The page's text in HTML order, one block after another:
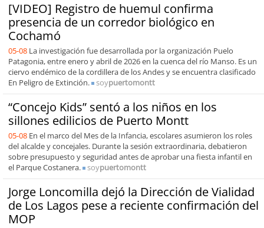
[VIDEO] Registro de huemul confirma
presencia de un corredor biológico en
Cochamó
05-08 La investigación fue desarrollada por la organización Puelo
Patagonia, entre enero y abril de 2026 en la cuenca del río Manso. Es un
ciervo endémico de la cordillera de los Andes y se encuentra clasificado
En Peligro de Extinción.
soypuertomontt
“Concejo Kids” sentó a los niños en los
sillones edilicios de Puerto Montt
05-08 En el marco del Mes de la Infancia, escolares asumieron los roles
del alcalde y concejales. Durante la sesión extraordinaria, debatieron
sobre presupuesto y seguridad antes de aprobar una fiesta infantil en
el Parque Costanera.
soypuertomontt
Jorge Loncomilla dejó la Dirección de Vialidad
de Los Lagos pese a reciente confirmación del
MOP